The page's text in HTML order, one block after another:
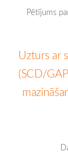
Pētījums
Uzturs ar
(SCD/